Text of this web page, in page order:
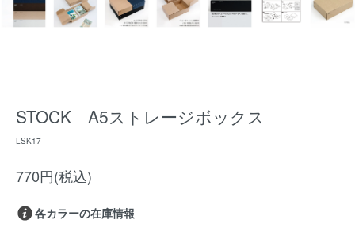
STOCK A5ストレージボックス
LSK17
770円(税込)
各カラーの在庫情報